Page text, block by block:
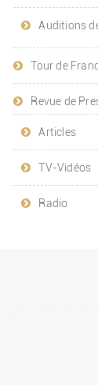
Auditions
Tour de
Revue de
Articles
TV-Vidéos
Radio